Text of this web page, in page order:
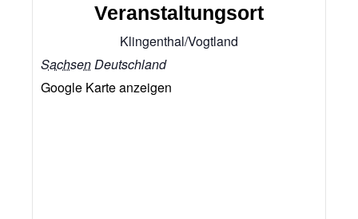
Veranstaltungsort
Klingenthal/Vogtland
SachsenDeutschland
Google Karte anzeigen